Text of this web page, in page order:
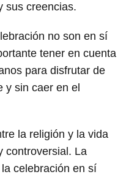
sus creencias.
no son en sí
tener en cuenta
para disfrutar de
y sin caer en el
la religión y la vida
controversial. La
celebración en sí